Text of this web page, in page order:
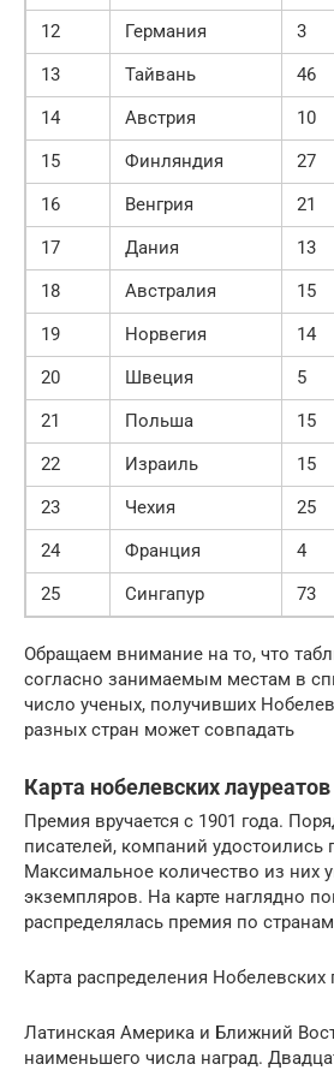
12 Германия 3
13
Тайвань 46
14
Австрия 10
15
Финляндия 27
16
Венгрия 21
17
Дания 13
18
Австралия 15
19
Норвегия 14
20
Швеция 5
21
Польша 15
22
Израиль 15
23
Чехия 25
24
Франция 4
25
Сингапур 73
Обращаем внимание на то, что
согласно занимаемым местам в
число ученых, получивших
разных стран может совпадать
Карта нобелевских
Премия вручается с 1901 года.
писателей, компаний удостоились
Максимальное количество из них
экземпляров. На карте наглядно
распределялась премия по
Карта распределения
Латинская Америка и Ближний
наименьшего числа наград.